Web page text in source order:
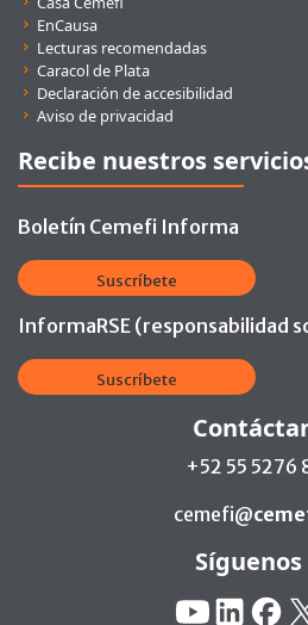
EnCausa
Lecturas recomendadas
Caracol de Plata
Declaración de accesibilidad
Aviso de privacidad
Recibe nuestros
Boletín Cemefi Informa
Suscríbete
InformaRSE (responsabilidad
Suscríbete
+52 55 5276
cemefi@
Síguenos
YouTube
Linkedin X